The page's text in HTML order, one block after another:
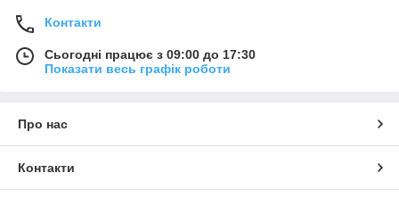
Контакти
Сьогодні працює з 09:00 до 17:30
Показати весь графік роботи
Про нас
Контакти